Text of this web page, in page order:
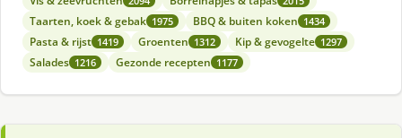
Taarten, koek & gebak 1975 BBQ & buiten koken 1434
Pasta & rijst 1419 Groenten 1312 Kip & gevogelte 1297
Salades 1216 Gezonde recepten 1177